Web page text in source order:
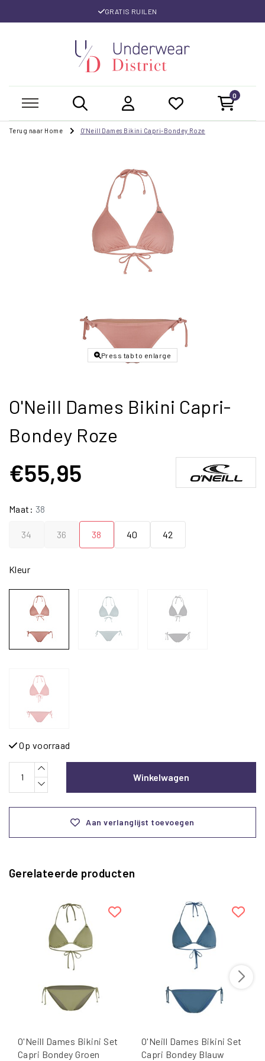
GRATIS RUILEN
0
Terug naar Home O'Neill Dames Bikini Capri-Bondey Roze
Press tab to enlarge
O'Neill Dames Bikini Capri-
Bondey Roze
€55,95
Maat: 38
34 36 38 40 42
Kleur
Op voorraad
Winkelwagen
Aan verlanglijst toevoegen
Gerelateerde producten
O'Neill Dames Bikini Set
Capri Bondey Groen
O'Neill Dames Bikini Set
Capri Bondey Blauw